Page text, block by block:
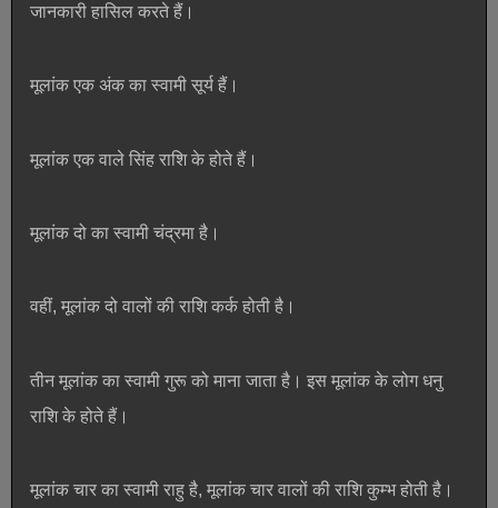
जानकारी हासिल करते हैं।
मूलांक एक अंक का स्वामी सूर्य हैं।
मूलांक एक वाले सिंह राशि के होते हैं।
मूलांक दो का स्वामी चंद्रमा है।
वहीं, मूलांक दो वालों की राशि कर्क होती है।
तीन मूलांक का स्वामी गुरू को माना जाता है। इस मूलांक के लोग धनु
राशि के होते हैं।
मूलांक चार का स्वामी राहु है, मूलांक चार वालों की राशि कुम्भ होती है।